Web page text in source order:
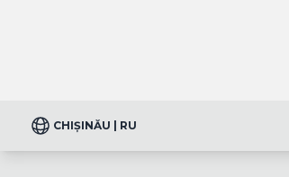
CHIȘINĂU | RU